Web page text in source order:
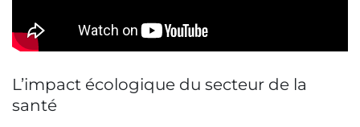
L’impact écologique du secteur de la
santé